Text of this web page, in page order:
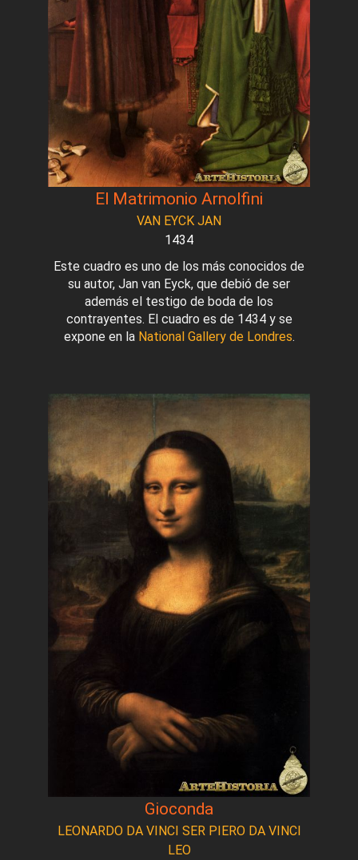
El Matrimonio Arnolfini
VAN EYCK JAN
1434
Este cuadro es uno de los más conocidos de
su autor, Jan van Eyck, que debió de ser
además el testigo de boda de los
contrayentes. El cuadro es de 1434 y se
expone en la National Gallery de Londres.
Gioconda
LEONARDO DA VINCI SER PIERO DA VINCI
LEO